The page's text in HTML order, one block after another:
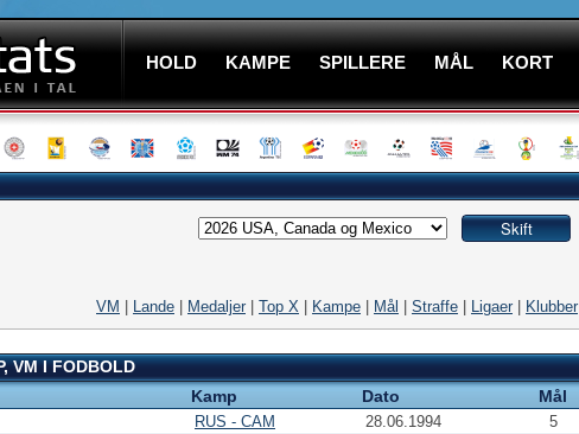
HOLD KAMPE SPILLERE MÅL KORT
VM Lande Medaljer Top X Kampe Mål Straffe Ligaer Klubber
VM I FODBOLD
Kamp Dato Mål
RUS - CAM 28.06.1994
5